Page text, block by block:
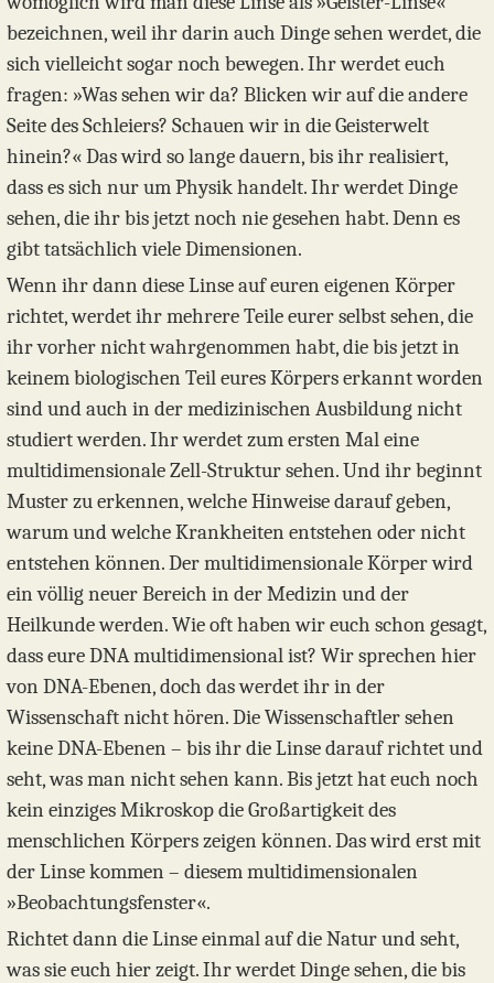
bezeichnen, weil ihr darin auch Dinge sehen werdet, die
sich vielleicht sogar noch bewegen. Ihr werdet euch
fragen: »Was sehen wir da? Blicken wir auf die andere
Seite des Schleiers? Schauen wir in die Geisterwelt
hinein?« Das wird so lange dauern, bis ihr realisiert,
dass es sich nur um Physik handelt. Ihr werdet Dinge
sehen, die ihr bis jetzt noch nie gesehen habt. Denn es
gibt tatsächlich viele Dimensionen.
Wenn ihr dann diese Linse auf euren eigenen Körper
richtet, werdet ihr mehrere Teile eurer selbst sehen, die
ihr vorher nicht wahrgenommen habt, die bis jetzt in
keinem biologischen Teil eures Körpers erkannt worden
sind und auch in der medizinischen Ausbildung nicht
studiert werden. Ihr werdet zum ersten Mal eine
multidimensionale Zell-Struktur sehen. Und ihr beginnt
Muster zu erkennen, welche Hinweise darauf geben,
warum und welche Krankheiten entstehen oder nicht
entstehen können. Der multidimensionale Körper wird
ein völlig neuer Bereich in der Medizin und der
Heilkunde werden. Wie oft haben wir euch schon gesagt,
dass eure DNA multidimensional ist? Wir sprechen hier
von DNA-Ebenen, doch das werdet ihr in der
Wissenschaft nicht hören. Die Wissenschaftler sehen
keine DNA-Ebenen – bis ihr die Linse darauf richtet und
seht, was man nicht sehen kann. Bis jetzt hat euch noch
kein einziges Mikroskop die Großartigkeit des
menschlichen Körpers zeigen können. Das wird erst mit
der Linse kommen – diesem multidimensionalen
»Beobachtungsfenster«.
Richtet dann die Linse einmal auf die Natur und seht,
was sie euch hier zeigt. Ihr werdet Dinge sehen, die bis